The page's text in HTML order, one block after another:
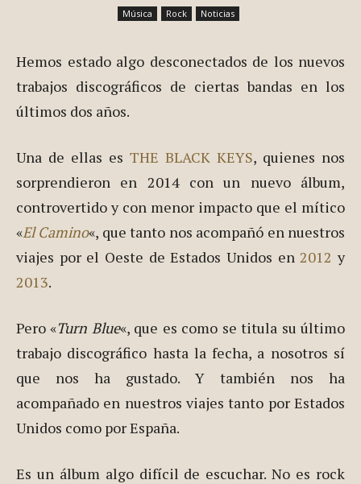
Música Rock Noticias
Hemos estado algo desconectados de los nuevos
trabajos discográficos de ciertas bandas en los
últimos dos años.
Una de ellas es THE BLACK KEYS, quienes nos
sorprendieron en 2014 con un nuevo álbum,
controvertido y con menor impacto que el mítico
«El Camino«, que tanto nos acompañó en nuestros
viajes por el Oeste de Estados Unidos en2012 y
2013.
Pero «Turn Blue«, que es como se titula su último
trabajo discográfico hasta la fecha, a nosotros sí
que nos ha gustado. Y también nos ha
acompañado en nuestros viajes tanto por Estados
Unidos como por España.
Es un álbum algo difícil de escuchar. No es rock